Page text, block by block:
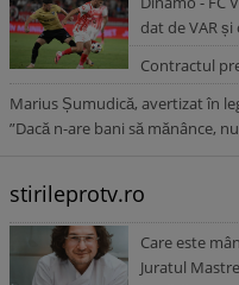
dat de VAR
Contractul
Marius Șumudică, avertizat în
”Dacă n-are bani să mănânce,
stirileprotv.ro
Care este
Juratul